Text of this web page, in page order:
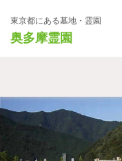
東京都にある墓地・霊園
奥多摩霊園